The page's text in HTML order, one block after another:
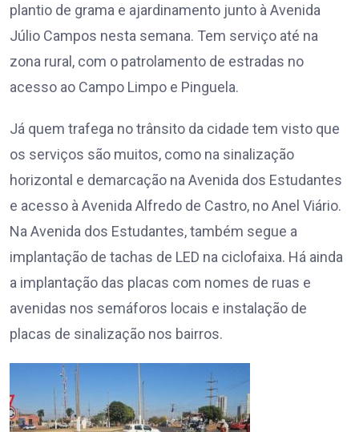
plantio de grama e ajardinamento junto à Avenida
Júlio Campos nesta semana. Tem serviço até na
zona rural, com o patrolamento de estradas no
acesso ao Campo Limpo e Pinguela.
Já quem trafega no trânsito da cidade tem visto que
os serviços são muitos, como na sinalização
horizontal e demarcação na Avenida dos Estudantes
e acesso à Avenida Alfredo de Castro, no Anel Viário.
Na Avenida dos Estudantes, também segue a
implantação de tachas de LED na ciclofaixa. Há ainda
a implantação das placas com nomes de ruas e
avenidas nos semáforos locais e instalação de
placas de sinalização nos bairros.